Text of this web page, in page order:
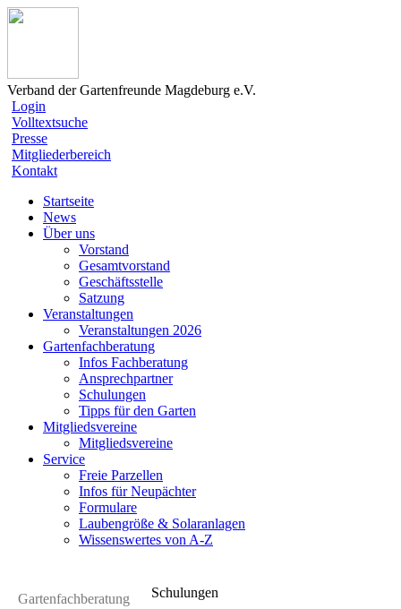
Verband der Gartenfreunde Magdeburg e.V.
Login
Volltextsuche
Presse
Mitgliederbereich
Kontakt
Startseite
News
Über uns
Vorstand
Gesamtvorstand
Geschäftsstelle
Satzung
Veranstaltungen
Veranstaltungen 2026
Gartenfachberatung
Infos Fachberatung
Ansprechpartner
Schulungen
Tipps für den Garten
Mitgliedsvereine
Mitgliedsvereine
Service
Freie Parzellen
Infos für Neupächter
Formulare
Laubengröße & Solaranlagen
Wissenswertes von A-Z
Gartenfachberatung Schulungen